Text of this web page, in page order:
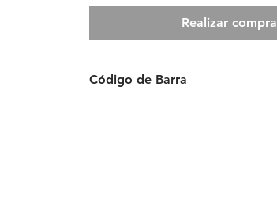
Realizar compra
Código de Barra